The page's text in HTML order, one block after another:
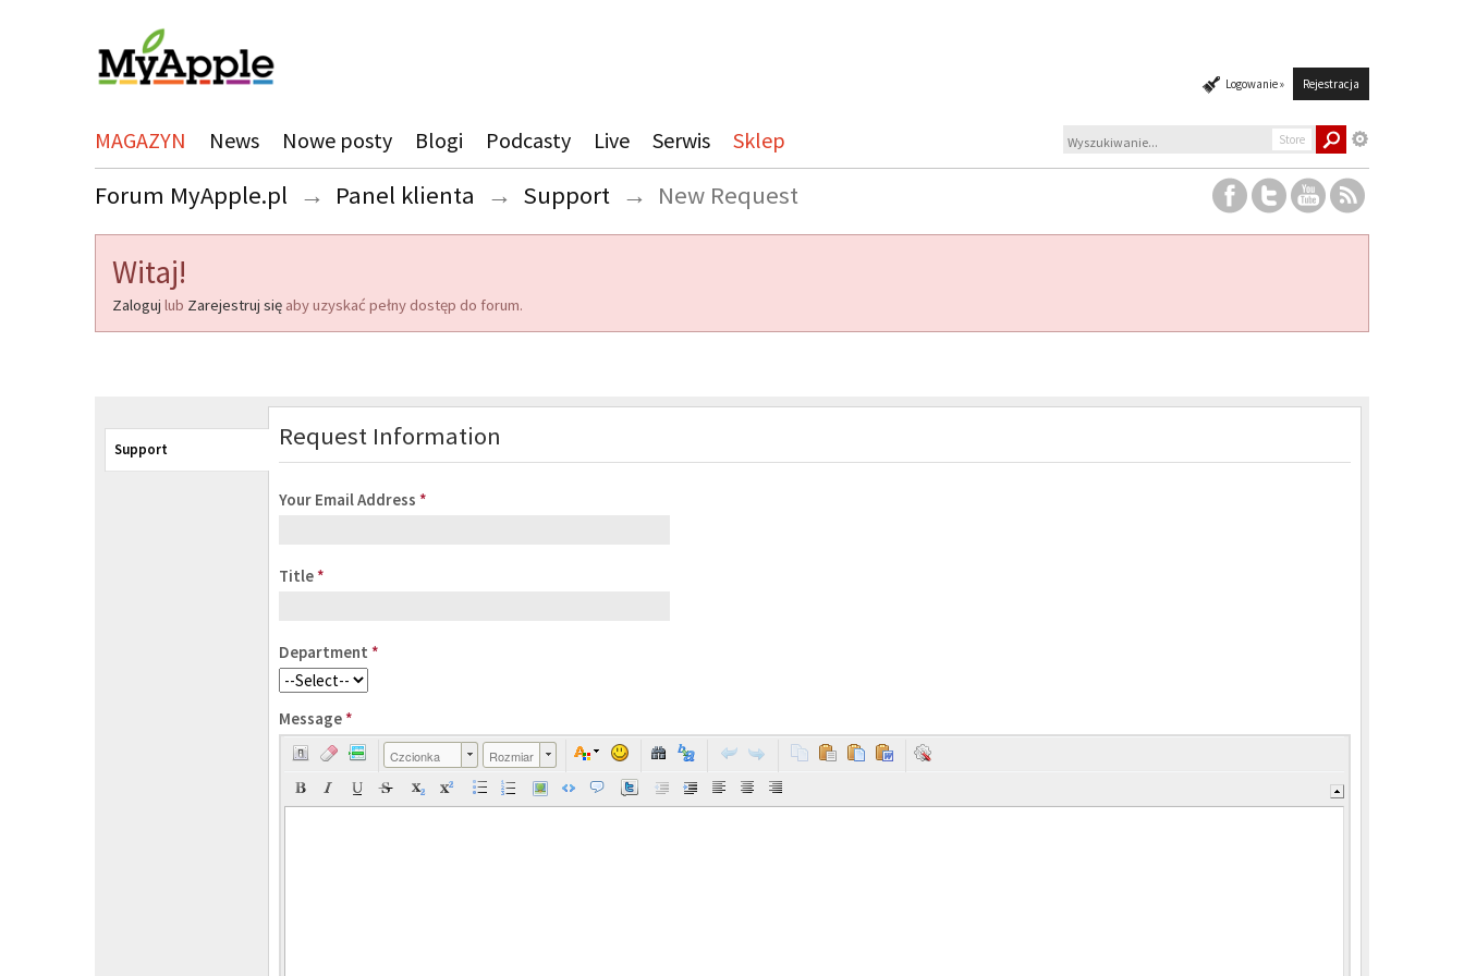
Logowanie » Rejestracja
MAGAZYN News Nowe posty Blogi Podcasty Live Serwis Sklep Store
Forum MyApple.pl → Panel klienta → Support → New Request
Witaj!
Zaloguj lub Zarejestruj się aby uzyskać pełny dostęp do forum.
Support Request Information
Your Email Address *
Title *
Department *
Message *
Czcionka Rozmiar